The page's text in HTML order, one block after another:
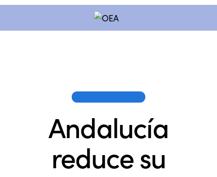
Andalucía
reduce su